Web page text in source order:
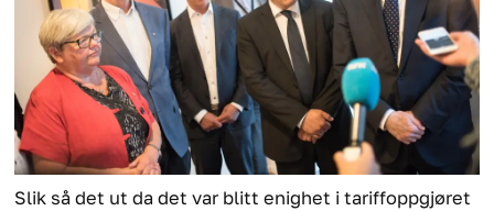
Slik så det ut da det var blitt enighet i tariffoppgjøret